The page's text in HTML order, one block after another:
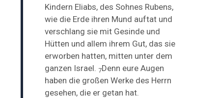
Kindern Eliabs, des Sohnes Rubens,
wie die Erde ihren Mund auftat und
verschlang sie mit Gesinde und
Hütten und allem ihrem Gut, das sie
erworben hatten, mitten unter dem
ganzen Israel. 7Denn eure Augen
haben die großen Werke des Herrn
gesehen, die er getan hat.